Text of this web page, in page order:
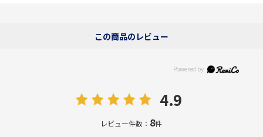
この商品のレビュー
4.9
レビュー件数： 8件